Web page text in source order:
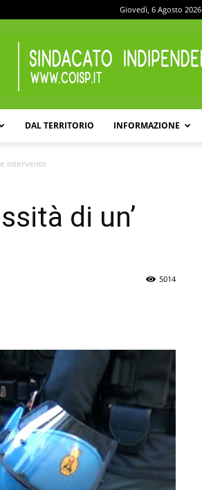
Giovedì, 6 Agosto 2026
DAL TERRITORIO INFORMAZIONE
intervento
di un’
5014